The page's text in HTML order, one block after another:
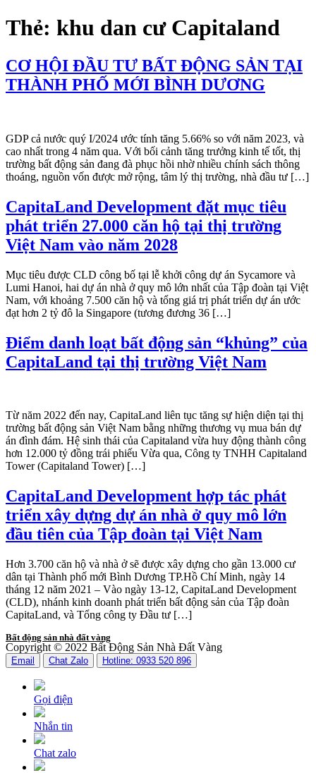
Thẻ: khu dan cư Capitaland
CƠ HỘI ĐẦU TƯ BẤT ĐỘNG SẢN TẠI
THÀNH PHỐ MỚI BÌNH DƯƠNG
GDP cả nước quý I/2024 ước tính tăng 5.66% so với năm 2023, và
cao nhất trong 4 năm qua. Với bối cảnh tăng trưởng kinh tế tốt, thị
trường bất động sản đang đà phục hồi nhờ nhiều chính sách thông
thoáng, nguồn vốn được mở rộng, tâm lý thị trường, nhà đầu tư […]
CapitaLand Development đặt mục tiêu
phát triển 27.000 căn hộ tại thị trường
Việt Nam vào năm 2028
Mục tiêu được CLD công bố tại lễ khởi công dự án Sycamore và
Lumi Hanoi, hai dự án nhà ở quy mô lớn nhất của Tập đoàn tại Việt
Nam, với khoảng 7.500 căn hộ và tổng giá trị phát triển dự án ước
đạt hơn 2 tỷ đô la Singapore (tương đương 36 […]
Điểm danh loạt bất động sản “khủng” của
CapitaLand tại thị trường Việt Nam
Từ năm 2022 đến nay, CapitaLand liên tục tăng sự hiện diện tại thị
trường bất động sản Việt Nam bằng những thương vụ mua bán dự
án đình đám. Hệ sinh thái của Capitaland vừa huy động thành công
hơn 12.000 tỷ đồng trái phiếu Vừa qua, Công ty TNHH Capitaland
Tower (Capitaland Tower) […]
CapitaLand Development hợp tác phát
triển xây dựng dự án nhà ở quy mô lớn
đầu tiên của Tập đoàn tại Việt Nam
Hơn 3.700 căn hộ và nhà ở sẽ được xây dựng cho gần 13.000 cư
dân tại Thành phố mới Bình Dương TP.Hồ Chí Minh, ngày 14
tháng 12 năm 2021 – Vào ngày 13-12, CapitaLand Development
(CLD), nhánh kinh doanh phát triển bất động sản của Tập đoàn
CapitaLand, và Tổng công ty Đầu tư […]
Bất động sản nhà đất vàng
Copyright © 2022 Bất Động Sản Nhà Đất Vàng
Email Chat Zalo Hotline: 0933 520 896
Gọi điện
Nhắn tin
Chat zalo